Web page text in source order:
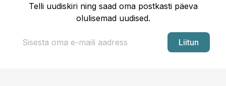
Telli uudiskiri ning saad oma postkasti päeva
olulisemad uudised.
Liitun